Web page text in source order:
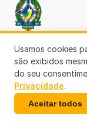
Diário Oficial de RO
Usamos cookies
são exibidos
do seu
Privacidade.
Aceitar todos